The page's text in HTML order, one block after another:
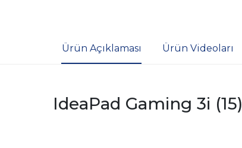
Ürün Açıklaması Ürün Videoları
IdeaPad Gaming 3i (15)